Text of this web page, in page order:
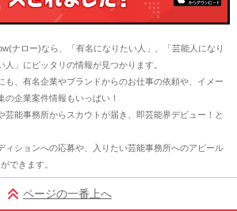
ナロー)なら、「有名になりたい人」、「芸能人になり
人」にピッタリの情報が見つかります。
も、有名企業やブランドからのお仕事の依頼や、イメー
の企業案件情報もいっぱい！
芸能事務所からスカウトが届き、即芸能界デビュー！と
ィションへの応募や、入りたい芸能事務所へのアピール
できます。
ページの一番上へ